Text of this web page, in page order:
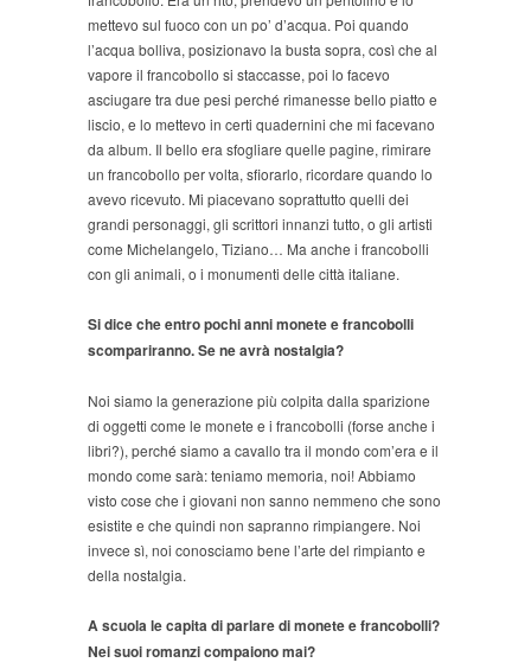
mettevo sul fuoco con un po’ d’acqua. Poi quando
l’acqua bolliva, posizionavo la busta sopra, così che al
vapore il francobollo si staccasse, poi lo facevo
asciugare tra due pesi perché rimanesse bello piatto e
liscio, e lo mettevo in certi quadernini che mi facevano
da album. Il bello era sfogliare quelle pagine, rimirare
un francobollo per volta, sfiorarlo, ricordare quando lo
avevo ricevuto. Mi piacevano soprattutto quelli dei
grandi personaggi, gli scrittori innanzi tutto, o gli artisti
come Michelangelo, Tiziano… Ma anche i francobolli
con gli animali, o i monumenti delle città italiane.
Si dice che entro pochi anni monete e francobolli
scompariranno. Se ne avrà nostalgia?
Noi siamo la generazione più colpita dalla sparizione
di oggetti come le monete e i francobolli (forse anche i
libri?), perché siamo a cavallo tra il mondo com’era e il
mondo come sarà: teniamo memoria, noi! Abbiamo
visto cose che i giovani non sanno nemmeno che sono
esistite e che quindi non sapranno rimpiangere. Noi
invece sì, noi conosciamo bene l’arte del rimpianto e
della nostalgia.
A scuola le capita di parlare di monete e francobolli?
Nei suoi romanzi compaiono mai?